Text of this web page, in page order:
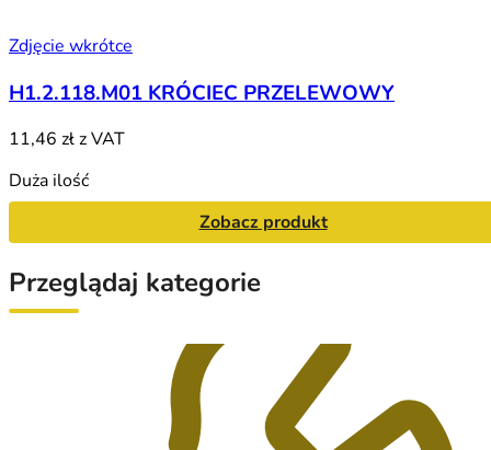
Zdjęcie wkrótce
H1.2.118.M01 KRÓCIEC PRZELEWOWY
11,46 złz VAT
Duża ilość
Zobacz produkt
Przeglądaj kategorie